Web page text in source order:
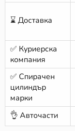
⌛ Доставка
✅ Куриерска
компания
✅ Спирачен
цилиндър
марки
👌 Авточасти